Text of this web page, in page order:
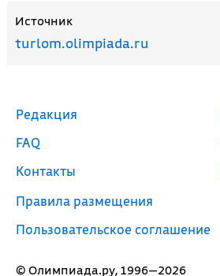
Источник
turlom.olimpiada.ru
© Олимпиада.ру, 1996—2026
Редакция
FAQ
Контакты
Правила размещения
Пользовательское соглашение